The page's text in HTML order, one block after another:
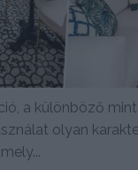
a különböző
olyan